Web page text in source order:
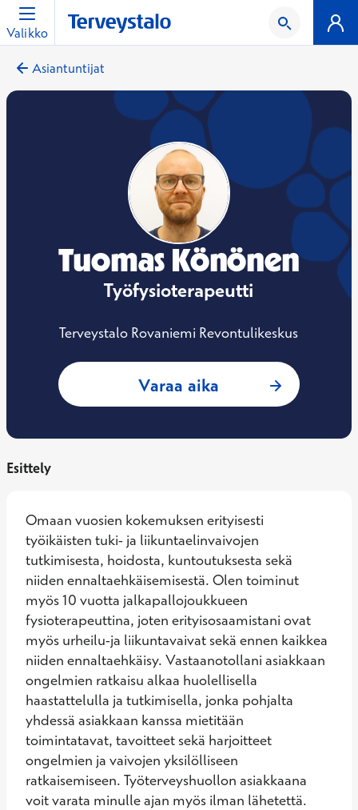
Valikko
Asiantuntijat
Tuomas Könönen
Työfysioterapeutti
Terveystalo Rovaniemi Revontulikeskus
Varaa aika : Tuomas
Esittely
Omaan vuosien kokemuksen erityisesti
työikäisten tuki- ja liikuntaelinvaivojen
tutkimisesta, hoidosta, kuntoutuksesta sekä
niiden ennaltaehkäisemisestä. Olen toiminut
myös 10 vuotta jalkapallojoukkueen
fysioterapeuttina, joten erityisosaamistani ovat
myös urheilu-ja liikuntavaivat sekä ennen kaikkea
niiden ennaltaehkäisy. Vastaanotollani asiakkaan
ongelmien ratkaisu alkaa huolellisella
haastattelulla ja tutkimisella, jonka pohjalta
yhdessä asiakkaan kanssa mietitään
toimintatavat, tavoitteet sekä harjoitteet
ongelmien ja vaivojen yksilölliseen
ratkaisemiseen. Työterveyshuollon asiakkaana
voit varata minulle ajan myös ilman lähetettä.